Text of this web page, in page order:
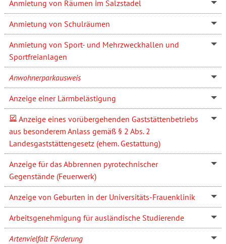
Anmietung von Räumen im Salzstadel
Anmietung von Schulräumen
Anmietung von Sport- und Mehrzweckhallen und
Sportfreianlagen
Anwohnerparkausweis
Anzeige einer Lärmbelästigung
Anzeige eines vorübergehenden Gaststättenbetriebs
aus besonderem Anlass gemäß § 2 Abs. 2
Landesgaststättengesetz (ehem. Gestattung)
Anzeige für das Abbrennen pyrotechnischer
Gegenstände (Feuerwerk)
Anzeige von Geburten in der Universitäts-Frauenklinik
Arbeitsgenehmigung für ausländische Studierende
Artenvielfalt Förderung